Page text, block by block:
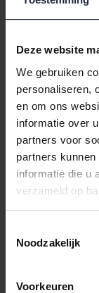
Deze website
We gebruiken
personaliseren,
en om ons
informatie over
partners voor
partners
informatie die u
verzameld op
Noodzakelijk
Voorkeuren
vouwen. Het
Een fris huis
voelt je woning
Welke ruimte
opfrisbeurt?